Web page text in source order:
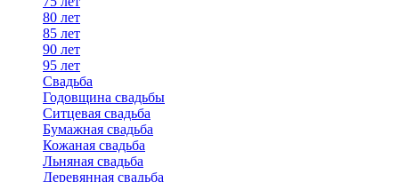
80 лет
85 лет
90 лет
95 лет
Свадьба
Годовщина свадьбы
Ситцевая свадьба
Бумажная свадьба
Кожаная свадьба
Льняная свадьба
Деревянная свадьба